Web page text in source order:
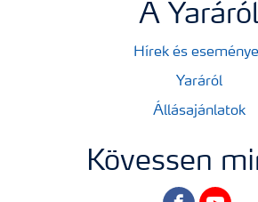
A Yaráról
Hírek és
Yaráról
Állásajánlatok
Kövessen
facebookyoutube